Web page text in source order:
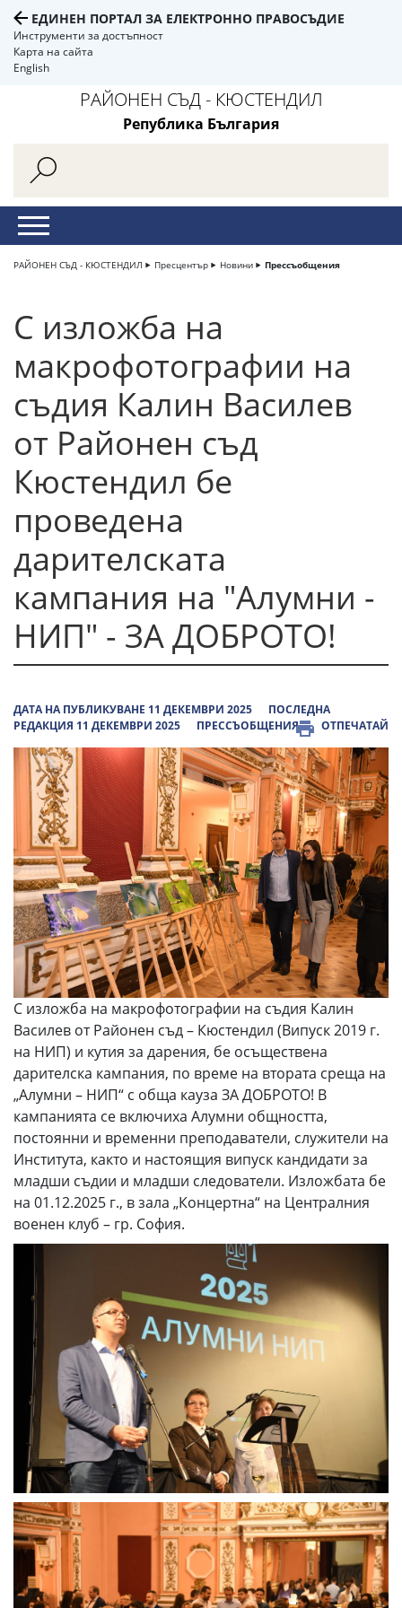
ЕДИНЕН ПОРТАЛ ЗА ЕЛЕКТРОННО ПРАВОСЪДИЕ
Инструменти за достъпност
Карта на сайта
English
РАЙОНЕН СЪД - КЮСТЕНДИЛ
Република България
РАЙОНЕН СЪД - КЮСТЕНДИЛ Пресцентър Новини Прессъобщения
С изложба на
макрофотографии на
съдия Калин Василев
от Районен съд
Кюстендил бе
проведена
дарителската
кампания на "Алумни -
НИП" - ЗА ДОБРОТО!
ДАТА НА ПУБЛИКУВАНЕ 11 ДЕКЕМВРИ 2025
ПОСЛЕДНА
РЕДАКЦИЯ 11 ДЕКЕМВРИ 2025
ПРЕССЪОБЩЕНИЯ ОТПЕЧАТАЙ
С изложба на макрофотографии на съдия Калин
Василев от Районен съд – Кюстендил (Випуск 2019 г.
на НИП) и кутия за дарения, бе осъществена
дарителска кампания, по време на втората среща на
„Алумни – НИП“ с обща кауза ЗА ДОБРОТО! В
кампанията се включиха Алумни общността,
постоянни и временни преподаватели, служители на
Института, както и настоящия випуск кандидати за
младши съдии и младши следователи. Изложбата бе
на 01.12.2025 г., в зала „Концертна“ на Централния
военен клуб – гр. София.